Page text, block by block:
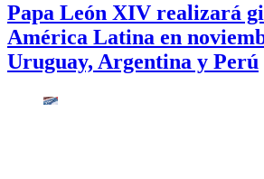
Papa León XIV realizará
América Latina en
Uruguay, Argentina y Perú